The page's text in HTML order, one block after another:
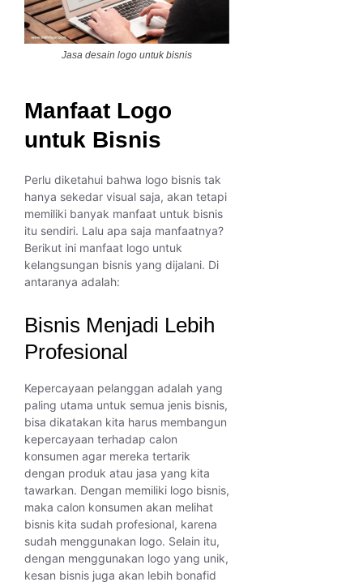
Jasa desain logo untuk bisnis
Manfaat Logo
untuk Bisnis
Perlu diketahui bahwa logo bisnis tak
hanya sekedar visual saja, akan tetapi
memiliki banyak manfaat untuk bisnis
itu sendiri. Lalu apa saja manfaatnya?
Berikut ini manfaat logo untuk
kelangsungan bisnis yang dijalani. Di
antaranya adalah:
Bisnis Menjadi Lebih
Profesional
Kepercayaan pelanggan adalah yang
paling utama untuk semua jenis bisnis,
bisa dikatakan kita harus membangun
kepercayaan terhadap calon
konsumen agar mereka tertarik
dengan produk atau jasa yang kita
tawarkan. Dengan memiliki logo bisnis,
maka calon konsumen akan melihat
bisnis kita sudah profesional, karena
sudah menggunakan logo. Selain itu,
dengan menggunakan logo yang unik,
kesan bisnis juga akan lebih bonafid